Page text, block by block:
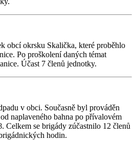
obcí okrsku Skalička, které proběhlo
Po proškolení daných témat
Účast 7 členů jednotky.
v obci. Současně byl prováděn
naplaveného bahna po přívalovém
Celkem se brigády zúčastnilo 12 členů
hodin.